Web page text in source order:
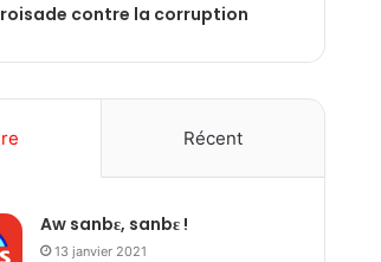
contre la corruption
Récent
Aw sanbɛ, sanbɛ !
13 janvier 2021